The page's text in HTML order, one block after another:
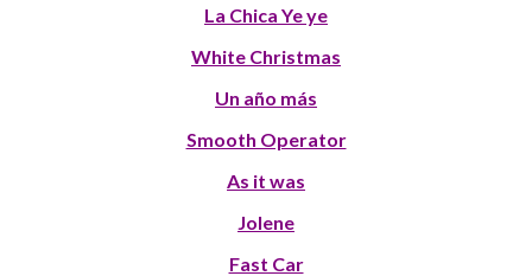
La Chica Ye ye
White Christmas
Un año más
Smooth Operator
As it was
Jolene
Fast Car